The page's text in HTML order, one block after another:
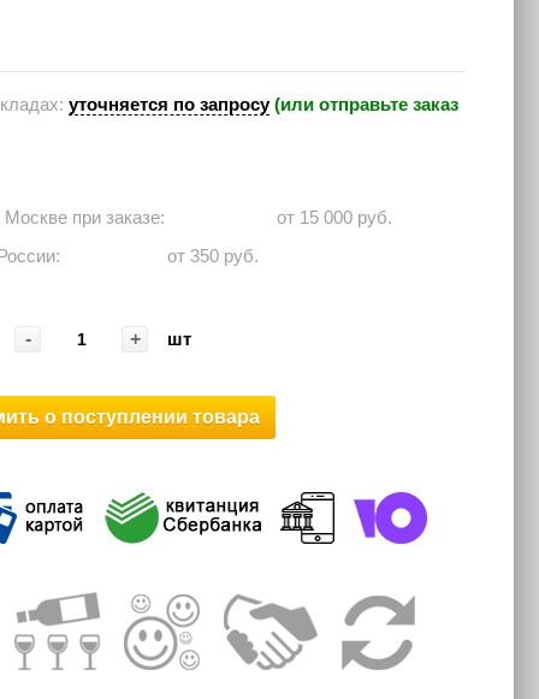
уточняется по запросу(или отправьте заказ
при заказе: ⠀⠀⠀⠀
от 15 000 руб.
от 350 руб.
- + шт
о поступлении товара